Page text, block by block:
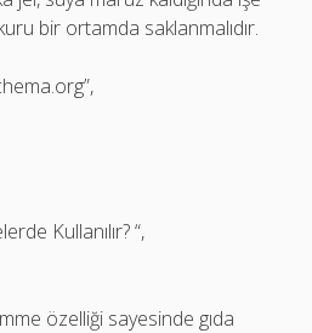
bir ortamda saklanmalıdır.
Kullanılır? “,
özelliği sayesinde gıda